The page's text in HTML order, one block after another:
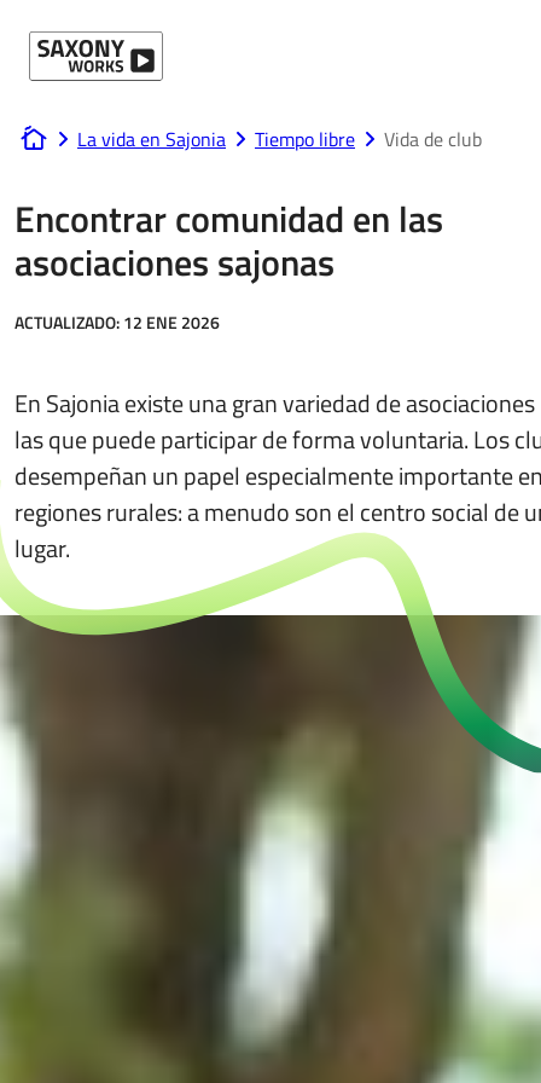
www.saxony-works.com
La vida en Sajonia Tiempo libre Vida de club
Encontrar comunidad en las
asociaciones sajonas
ACTUALIZADO:12 ENE 2026
En Sajonia existe una gran variedad de
las que puede participar de forma voluntaria. Los
desempeñan un papel especialmente importante
regiones rurales: a menudo son el centro social de
lugar.